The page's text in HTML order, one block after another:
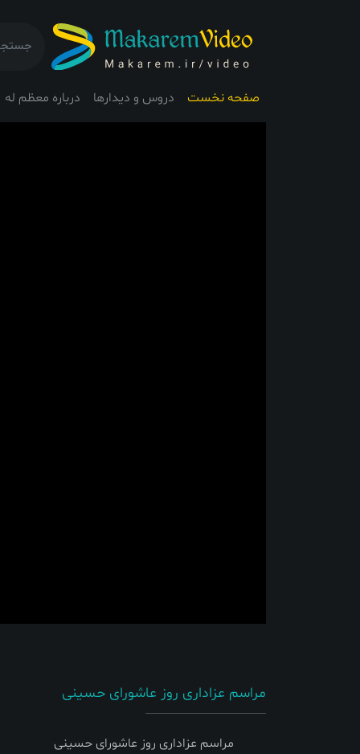
صفحه نخست دروس و دیدارها درباره معظم له
مراسم عزاداری روز عاشورای حسینی
مراسم عزاداری روز عاشورای حسینی